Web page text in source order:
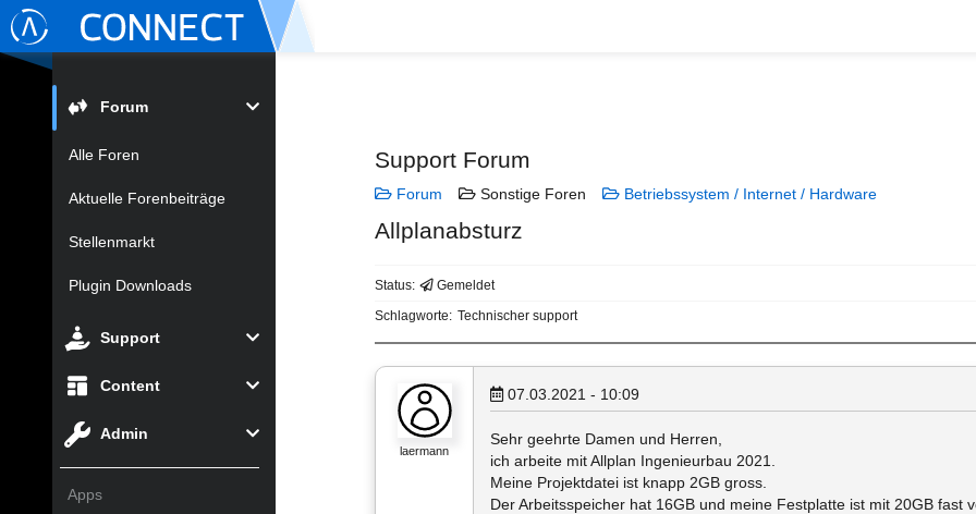
Forum
Alle Foren
Aktuelle Forenbeiträge
Stellenmarkt
Plugin Downloads
Support
Content
Admin
Apps
Support Forum
Forum Sonstige Foren Betriebssystem / Internet / Hardware
Allplanabsturz
Status:
Gemeldet
Schlagworte: Technischer support
laermann
07.03.2021 - 10:09
Sehr geehrte Damen und Herren,
ich arbeite mit Allplan Ingenieurbau 2021.
Meine Projektdatei ist knapp 2GB gross.
Der Arbeitsspeicher hat 16GB und meine Festplatte ist mit 20GB fast